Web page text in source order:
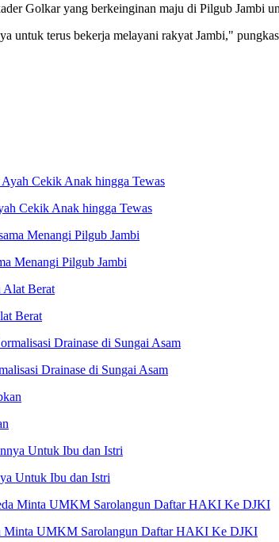
Golkar yang berkeinginan maju di Pilgub Jambi
untuk terus bekerja melayani rakyat Jambi,"
Cekik Anak hingga Tewas
Menangi Pilgub Jambi
Berat
Drainase di Sungai Asam
Untuk Ibu dan Istri
Minta UMKM Sarolangun Daftar HAKI Ke DJKI